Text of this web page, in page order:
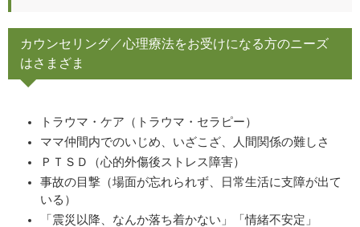
カウンセリング／心理療法をお受けになる方のニーズ
はさまざま
トラウマ・ケア（トラウマ・セラピー）
ママ仲間内でのいじめ、いざこざ、人間関係の難しさ
ＰＴＳＤ（心的外傷後ストレス障害）
事故の目撃（場面が忘れられず、日常生活に支障が出て
いる）
「震災以降、なんか落ち着かない」「情緒不安定」